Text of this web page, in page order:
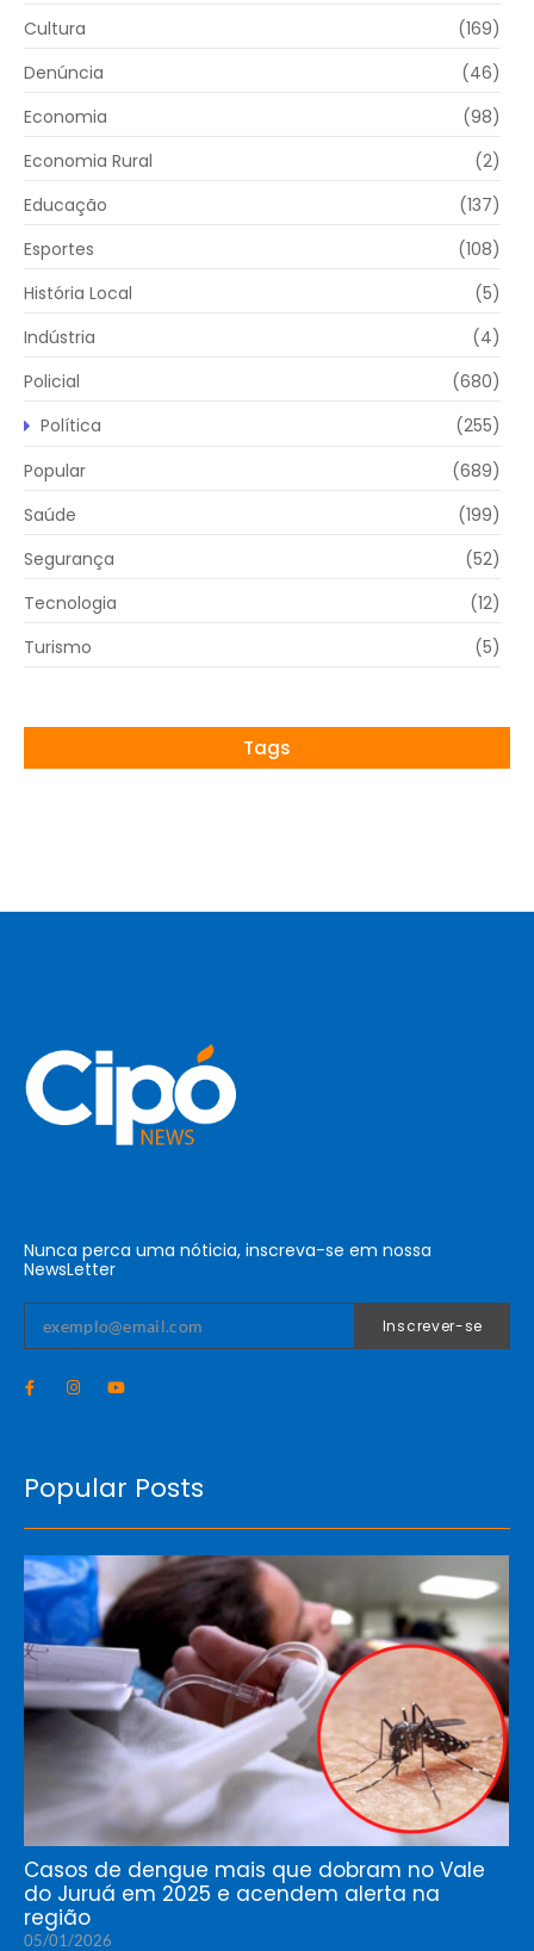
Cultura
(169)
Denúncia
(46)
Economia
(98)
Economia Rural
(2)
Educação
(137)
Esportes
(108)
História Local
(5)
Indústria
(4)
Policial
(680)
Política
(255)
Popular
(689)
Saúde
(199)
Segurança
(52)
Tecnologia
(12)
Turismo
(5)
Tags
Nunca perca uma nóticia, inscreva-se em nossa
NewsLetter
Inscrever-se
Popular Posts
Casos de dengue mais que dobram no Vale
do Juruá em 2025 e acendem alerta na
região
05/01/2026